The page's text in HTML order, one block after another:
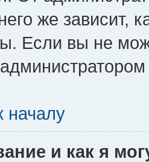
же зависит,
Если вы не
началу
и как я